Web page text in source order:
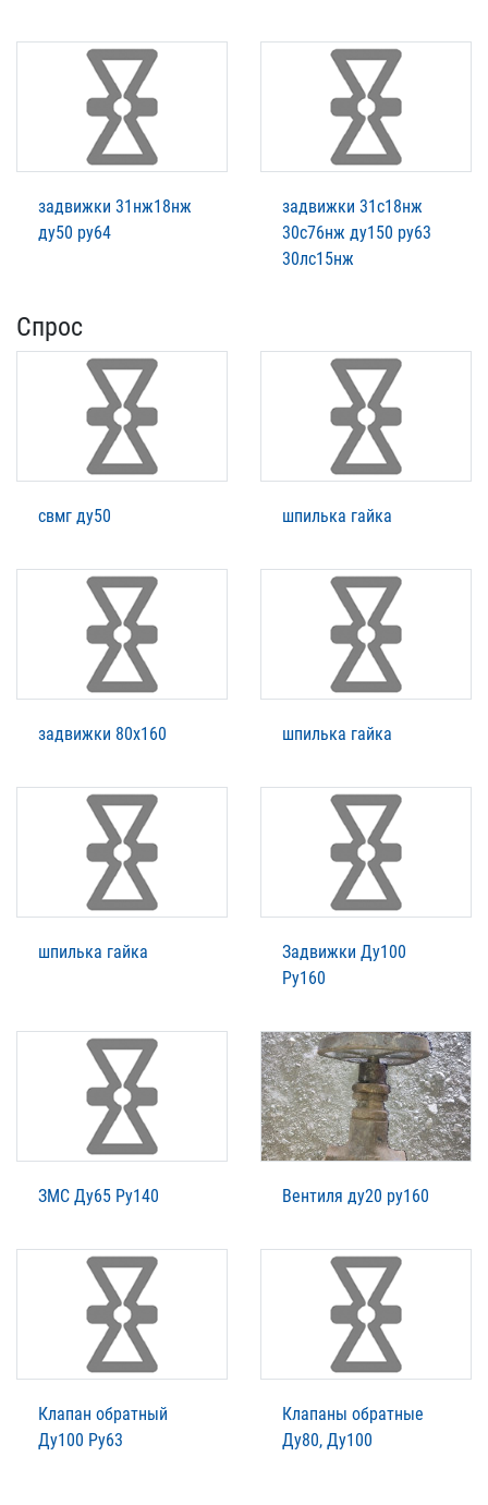
задвижки 31нж18нж
ду50 ру64
задвижки 31с18нж
30с76нж ду150 ру63
30лс15нж
Спрос
свмг ду50 шпилька гайка
задвижки 80х160 шпилька гайка
шпилька гайка
Задвижки Ду100
Ру160
ЗМС Ду65 Ру140 Вентиля ду20 ру160
Клапан обратный
Ду100 Ру63
Клапаны обратные
Ду80, Ду100